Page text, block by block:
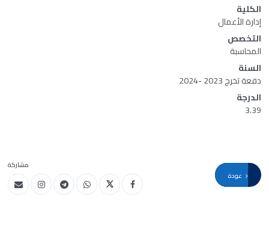
الكلية
إدارة الأعمال
التخصص
المحاسبة
السنة
دفعة تخرج 2023 -2024
الدرجة
3.39
مشاركة